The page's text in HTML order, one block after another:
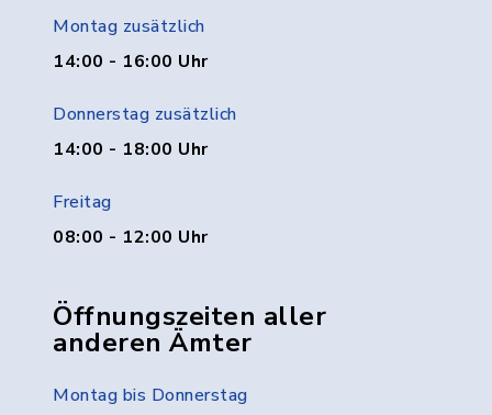
Montag zusätzlich
14:00 - 16:00 Uhr
Donnerstag zusätzlich
14:00 - 18:00 Uhr
Freitag
08:00 - 12:00 Uhr
Öffnungszeiten aller
anderen Ämter
Montag bis Donnerstag